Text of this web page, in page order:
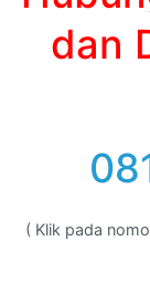
dan
( Klik pada